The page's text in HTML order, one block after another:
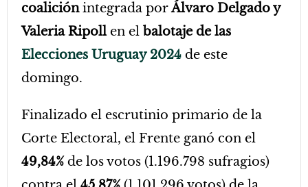
coaliciónintegrada porÁlvaro Delgado y
Valeria Ripollen el balotaje de las
Elecciones Uruguay 2024 de este
domingo.
Finalizado el escrutinio primario de la
Corte Electoral, el Frente ganó con el
49,84% de los votos (1.196.798 sufragios)